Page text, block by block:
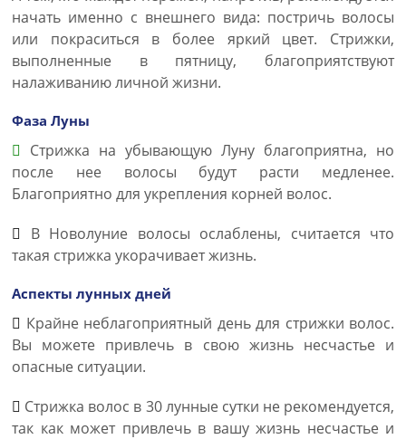
начать именно с внешнего вида: постричь волосы
или покраситься в более яркий цвет. Стрижки,
выполненные в пятницу, благоприятствуют
налаживанию личной жизни.
Фаза Луны
Стрижка на убывающую Луну благоприятна, но
после нее волосы будут расти медленее.
Благоприятно для укрепления корней волос.
В Новолуние волосы ослаблены, считается что
такая стрижка укорачивает жизнь.
Аспекты лунных дней
Крайне неблагоприятный день для стрижки волос.
Вы можете привлечь в свою жизнь несчастье и
опасные ситуации.
Стрижка волос в 30 лунные сутки не рекомендуется,
так как может привлечь в вашу жизнь несчастье и